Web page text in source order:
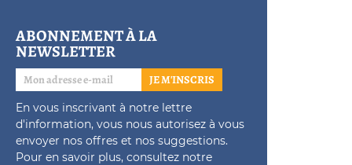
ABONNEMENT À LA
NEWSLETTER
JE M'INSCRIS
En vous inscrivant à notre lettre
d'information, vous nous autorisez à vous
envoyer nos offres et nos suggestions.
Pour en savoir plus, consultez notre